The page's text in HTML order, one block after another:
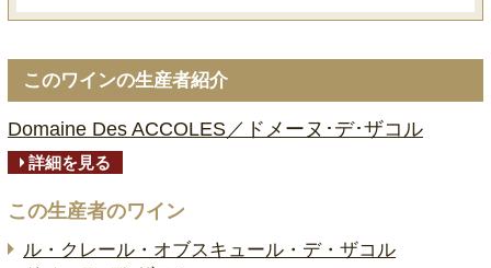
このワインの生産者紹介
Domaine Des ACCOLES／ドメーヌ･デ･ザコル
詳細を見る
この生産者のワイン
ル・クレール・オブスキュール・デ・ザコル